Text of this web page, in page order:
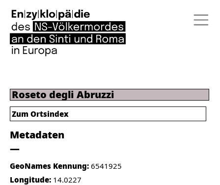
Roseto degli Abruzzi
Metadaten
GeoNames Kennung: 6541925
Longitude: 14.0227
Zum Ortsindex